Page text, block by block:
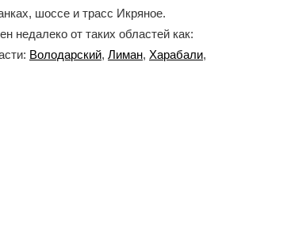
шоссе и трасс Икряное.
недалеко от таких областей как:
Володарский, Лиман, Харабали,